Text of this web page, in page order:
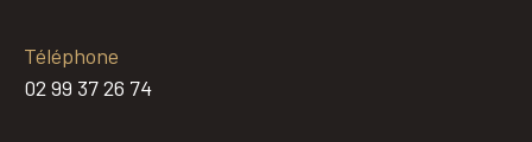
Téléphone
02 99 37 26 74